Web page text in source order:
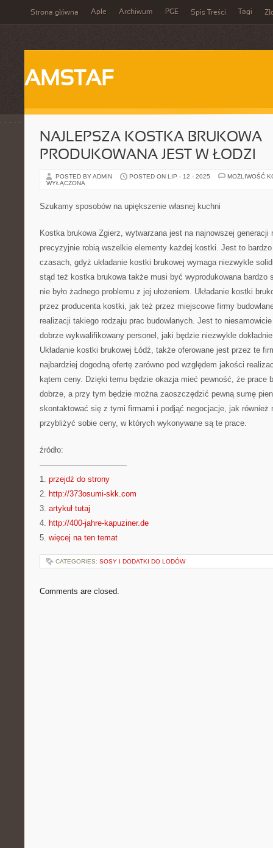
Strona główna Aple Archiwum PGE Spis Treści Tagi
AMSTAF
NAJLEPSZA KOSTKA BRUKOWA
PRODUKOWANA JEST W ŁODZI
POSTED BY ADMIN POSTED ON LIP - 12 - 2025
MOŻLIWOŚĆ
WYŁĄCZONA
Szukamy sposobów na upiększenie własnej kuchni
Kostka brukowa Zgierz, wytwarzana jest na najnowszej
precyzyjnie robią wszelkie elementy każdej kostki. Jest to
czasach, gdyż układanie kostki brukowej wymaga niezwykle
stąd też kostka brukowa także musi być wyprodukowana bardzo
nie było żadnego problemu z jej ułożeniem. Układanie kostki
przez producenta kostki, jak też przez miejscowe firmy
realizacji takiego rodzaju prac budowlanych. Jest to
dobrze wykwalifikowany personel, jaki będzie niezwykle
Układanie kostki brukowej Łódź, także oferowane jest przez te
najbardziej dogodną ofertę zarówno pod względem jakości
kątem ceny. Dzięki temu będzie okazja mieć pewność, że prace
dobrze, a przy tym będzie można zaoszczędzić pewną sumę
skontaktować się z tymi firmami i podjąć negocjacje, jak również
przybliżyć sobie ceny, w których wykonywane są te prace.
źródło:
———————————
1. przejdź do strony
2. http://373osumi-skk.com
3. artykuł tutaj
4. http://400-jahre-kapuziner.de
5. więcej na ten temat
CATEGORIES: SOSY I DODATKI DO LODÓW
Comments are closed.